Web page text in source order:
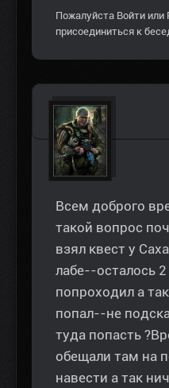
Пожалуйста Войти или
присоединиться к
Всем доброго
такой вопрос
взял квест у
лабе--осталось
попроходил а
попал--не
туда попасть
обещали там на
навести а так